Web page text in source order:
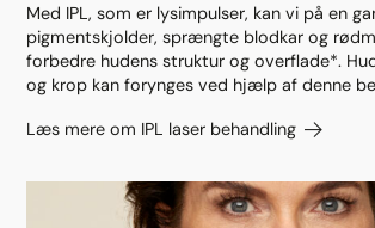
Med IPL, som er lysimpulser, kan vi på en
pigmentskjolder, sprængte blodkar og
forbedre hudens struktur og overflade*.
og krop kan forynges ved hjælp af denne
Læs mere om IPL laser behandling